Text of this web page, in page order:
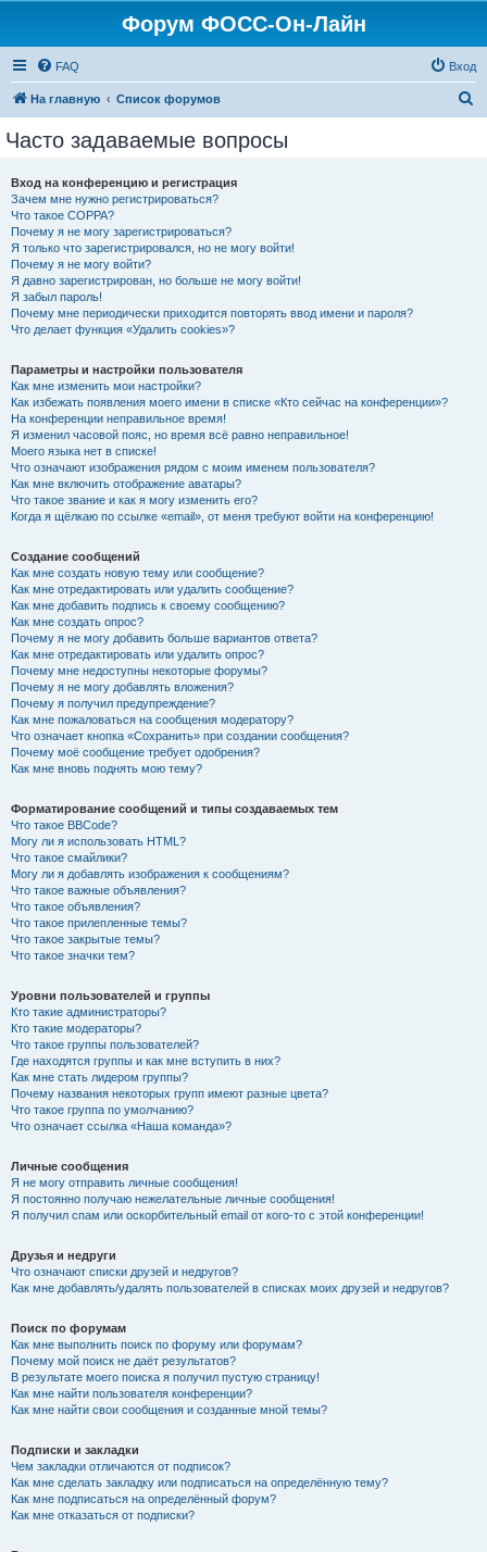
Форум ФОСС-Он-Лайн
FAQ Вход
На главную Список форумов
Часто задаваемые вопросы
Вход на конференцию и регистрация
Зачем мне нужно регистрироваться?
Что такое COPPA?
Почему я не могу зарегистрироваться?
Я только что зарегистрировался, но не могу войти!
Почему я не могу войти?
Я давно зарегистрирован, но больше не могу войти!
Я забыл пароль!
Почему мне периодически приходится повторять ввод имени и пароля?
Что делает функция «Удалить cookies»?
Параметры и настройки пользователя
Как мне изменить мои настройки?
Как избежать появления моего имени в списке «Кто сейчас на конференции»?
На конференции неправильное время!
Я изменил часовой пояс, но время всё равно неправильное!
Моего языка нет в списке!
Что означают изображения рядом с моим именем пользователя?
Как мне включить отображение аватары?
Что такое звание и как я могу изменить его?
Когда я щёлкаю по ссылке «email», от меня требуют войти на конференцию!
Создание сообщений
Как мне создать новую тему или сообщение?
Как мне отредактировать или удалить сообщение?
Как мне добавить подпись к своему сообщению?
Как мне создать опрос?
Почему я не могу добавить больше вариантов ответа?
Как мне отредактировать или удалить опрос?
Почему мне недоступны некоторые форумы?
Почему я не могу добавлять вложения?
Почему я получил предупреждение?
Как мне пожаловаться на сообщения модератору?
Что означает кнопка «Сохранить» при создании сообщения?
Почему моё сообщение требует одобрения?
Как мне вновь поднять мою тему?
Форматирование сообщений и типы создаваемых тем
Что такое BBCode?
Могу ли я использовать HTML?
Что такое смайлики?
Могу ли я добавлять изображения к сообщениям?
Что такое важные объявления?
Что такое объявления?
Что такое прилепленные темы?
Что такое закрытые темы?
Что такое значки тем?
Уровни пользователей и группы
Кто такие администраторы?
Кто такие модераторы?
Что такое группы пользователей?
Где находятся группы и как мне вступить в них?
Как мне стать лидером группы?
Почему названия некоторых групп имеют разные цвета?
Что такое группа по умолчанию?
Что означает ссылка «Наша команда»?
Личные сообщения
Я не могу отправить личные сообщения!
Я постоянно получаю нежелательные личные сообщения!
Я получил спам или оскорбительный email от кого-то с этой конференции!
Друзья и недруги
Что означают списки друзей и недругов?
Как мне добавлять/удалять пользователей в списках моих друзей и недругов?
Поиск по форумам
Как мне выполнить поиск по форуму или форумам?
Почему мой поиск не даёт результатов?
В результате моего поиска я получил пустую страницу!
Как мне найти пользователя конференции?
Как мне найти свои сообщения и созданные мной темы?
Подписки и закладки
Чем закладки отличаются от подписок?
Как мне сделать закладку или подписаться на определённую тему?
Как мне подписаться на определённый форум?
Как мне отказаться от подписки?